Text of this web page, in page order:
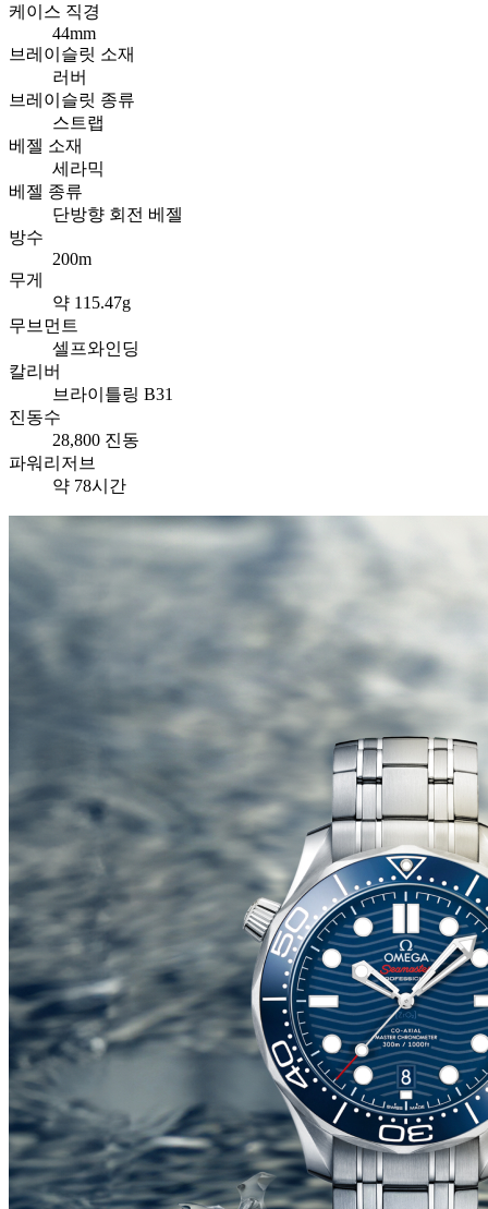
케이스 직경
44mm
브레이슬릿 소재
러버
브레이슬릿 종류
스트랩
베젤 소재
세라믹
베젤 종류
단방향 회전 베젤
방수
200m
무게
약 115.47g
무브먼트
셀프와인딩
칼리버
브라이틀링 B31
진동수
28,800 진동
파워리저브
약 78시간